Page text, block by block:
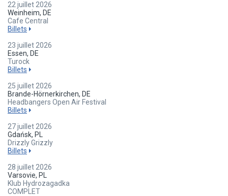
22 juillet 2026
Weinheim, DE
Cafe Central
Billets
23 juillet 2026
Essen, DE
Turock
Billets
25 juillet 2026
Brande-Hörnerkirchen, DE
Headbangers Open Air Festival
Billets
27 juillet 2026
Gdańsk, PL
Drizzly Grizzly
Billets
28 juillet 2026
Varsovie, PL
Klub Hydrozagadka
COMPLET